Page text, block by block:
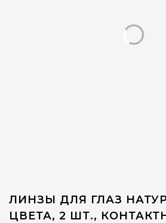
ЛИНЗЫ ДЛЯ ГЛАЗ
ЦВЕТА, 2 ШТ.,